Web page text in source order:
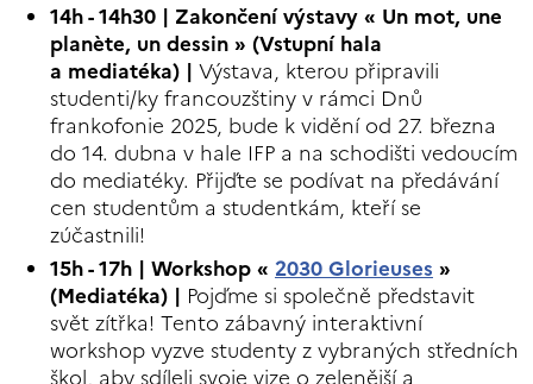
14h - 14h30 | Zakončení výstavy« Un mot, une
planète, un dessin » (Vstupní hala
a mediatéka) | Výstava, kterou připravili
studenti/ky francouzštiny v rámci Dnů
frankofonie 2025, bude k vidění od 27. března
do 14. dubna v hale IFP a na schodišti vedoucím
do mediatéky. Přijďte se podívat na předávání
cen studentům a studentkám, kteří se
zúčastnili!
15h - 17h | Workshop « 2030 Glorieuses»
(Mediatéka) | Pojďme si společně představit
svět zítřka! Tento zábavný interaktivní
workshop vyzve studenty z vybraných středních